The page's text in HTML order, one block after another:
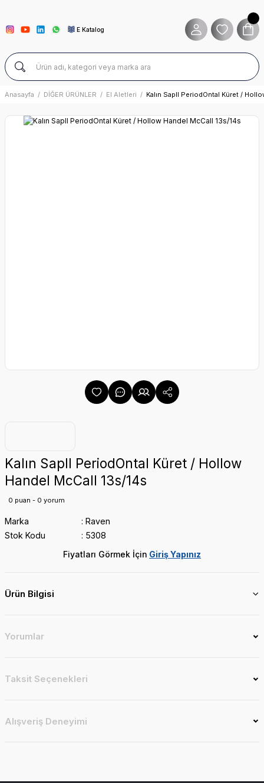
E Katalog
Anasayfa DİĞER ÜRÜNLER El Aletleri Kalın SaplI PeriodOntal Küret /
Kalın SaplI PeriodOntal Küret / Hollow
Handel McCall 13s/14s
0 puan - 0 yorum
Marka
Raven
Stok Kodu
5308
Fiyatları Görmek İçin Giriş Yapınız
Ürün Bilgisi
Yorumlar
Taksit Seçenekleri
Alışveriş Deneyimi